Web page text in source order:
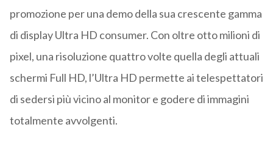
promozione per una demo della sua crescente gamma
di display Ultra HD consumer. Con oltre otto milioni di
pixel, una risoluzione quattro volte quella degli attuali
schermi Full HD, l’Ultra HD permette ai telespettatori
di sedersi più vicino al monitor e godere di immagini
totalmente avvolgenti.